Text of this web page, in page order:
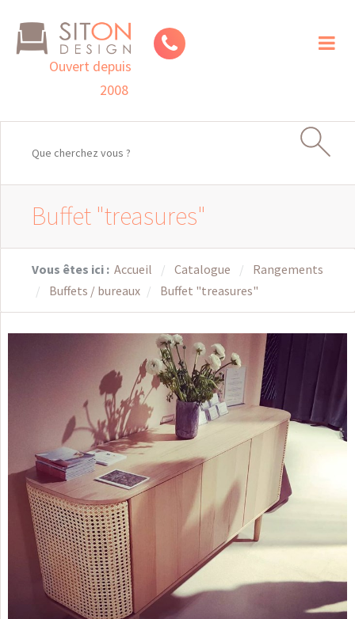
Ouvert depuis
2008
Buffet "treasures"
Vous êtes ici : Accueil Catalogue
Rangements
Buffets / bureaux
Buffet "treasures"